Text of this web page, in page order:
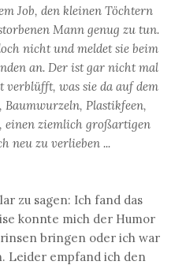
Job, den kleinen Töchtern
Mann genug zu tun.
nicht und meldet sie beim
an. Der ist gar nicht mal
was sie da auf dem
Plastikfeen,
einen ziemlich großartigen
neu zu verlieben ...
zu sagen: Ich fand das
konnte mich der Humor
bringen oder ich war
Leider empfand ich den